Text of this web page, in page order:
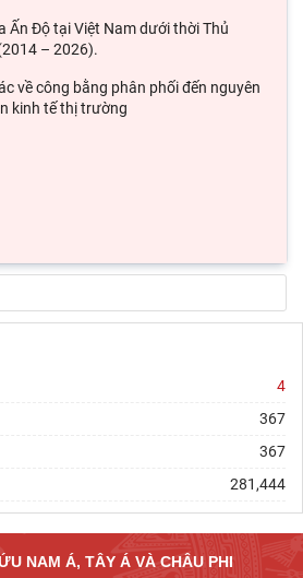
Ấn Độ tại Việt Nam dưới thời Thủ
– 2026).
về công bằng phân phối đến nguyên
kinh tế thị trường
4
367
367
281,444
NAM Á, TÂY Á VÀ CHÂU PHI